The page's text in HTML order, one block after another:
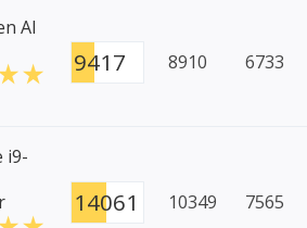
AI
9417 8910 6733
i9-
14061 10349 7565